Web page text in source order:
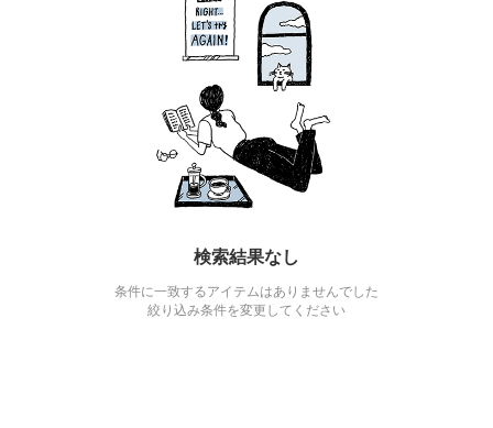
検索結果なし
条件に一致するアイテムはありませんでした
絞り込み条件を変更してください